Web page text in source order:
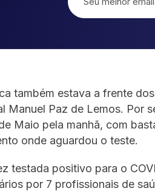
também estava a frente
Manuel Paz de Lemos. Por
Maio pela manhã, com
onde aguardou o teste.
testada positivo para o
por 7 profissionais de